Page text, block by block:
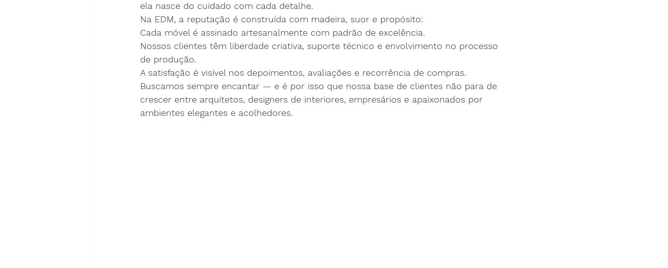
ela nasce do cuidado com cada detalhe.
Na EDM, a reputação é construída com madeira, suor e propósito:
Cada móvel é assinado artesanalmente com padrão de excelência.
Nossos clientes têm liberdade criativa, suporte técnico e envolvimento no processo
de produção.
A satisfação é visível nos depoimentos, avaliações e recorrência de compras.
Buscamos sempre encantar — e é por isso que nossa base de clientes não para de
crescer entre arquitetos, designers de interiores, empresários e apaixonados por
ambientes elegantes e acolhedores.